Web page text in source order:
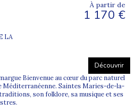
LA
À partir de
1 170 €
Découvrir
Bienvenue au cœur du parc naturel
Méditerranéenne. Saintes Maries-de-la-
son folklore, sa musique et ses